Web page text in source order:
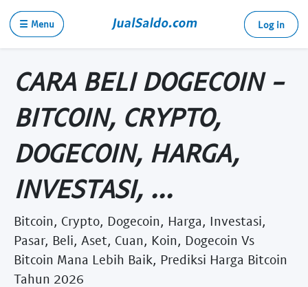
☰ Menu Log in
CARA BELI DOGECOIN -
BITCOIN, CRYPTO,
DOGECOIN, HARGA,
INVESTASI, ...
Bitcoin, Crypto, Dogecoin, Harga, Investasi,
Pasar, Beli, Aset, Cuan, Koin, Dogecoin Vs
Bitcoin Mana Lebih Baik, Prediksi Harga Bitcoin
Tahun 2026